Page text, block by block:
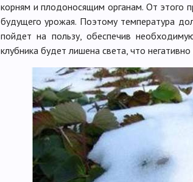
корням и плодоносящим органам. От этого
будущего урожая. Поэтому температура
пойдет на пользу, обеспечив
клубника будет лишена света, что